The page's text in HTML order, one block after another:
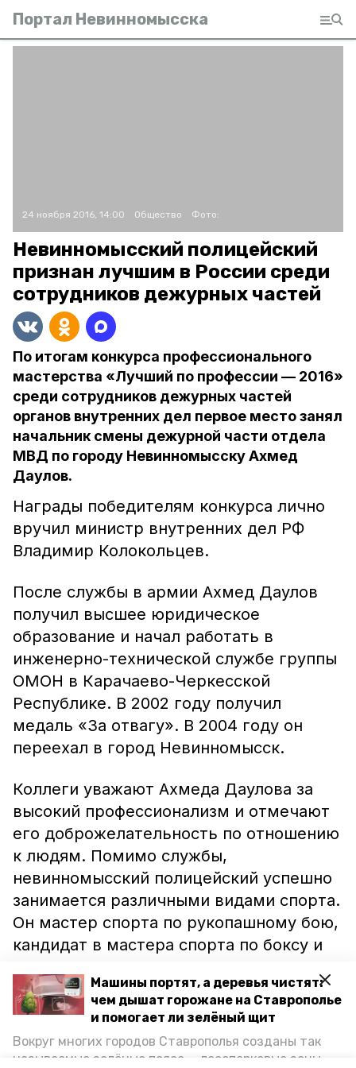
Машины портят, а деревья чистят:
чем дышат горожане на Ставрополье
и помогает ли зелёный щит
Вокруг многих городов Ставрополья созданы так
называемые зелёные пояса — лесопарковые зоны,
Портал Невинномысска
24 ноября 2016, 14:00 Общество Фото:
Невинномысский полицейский
признан лучшим в России среди
сотрудников дежурных частей
По итогам конкурса профессионального
мастерства «Лучший по профессии — 2016»
среди сотрудников дежурных частей
органов внутренних дел первое место занял
начальник смены дежурной части отдела
МВД по городу Невинномысску Ахмед
Даулов.
Награды победителям конкурса лично
вручил министр внутренних дел РФ
Владимир Колокольцев.
После службы в армии Ахмед Даулов
получил высшее юридическое
образование и начал работать в
инженерно-технической службе группы
ОМОН в Карачаево-Черкесской
Республике. В 2002 году получил
медаль «За отвагу». В 2004 году он
переехал в город Невинномысск.
Коллеги уважают Ахмеда Даулова за
высокий профессионализм и отмечают
его доброжелательность по отношению
к людям. Помимо службы,
невинномысский полицейский успешно
занимается различными видами спорта.
Он мастер спорта по рукопашному бою,
кандидат в мастера спорта по боксу и
четверо сыновей.
Невинномысска сообщал о том, что